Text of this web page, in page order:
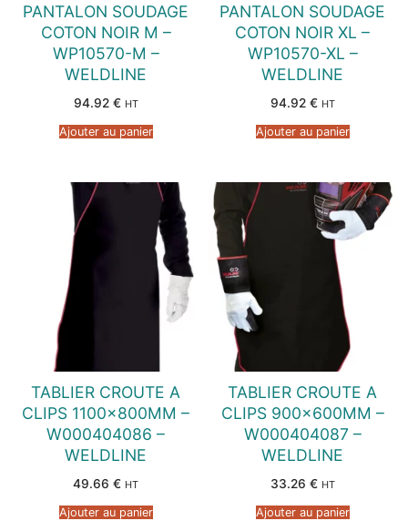
PANTALON SOUDAGE
COTON NOIR M –
WP10570-M –
WELDLINE
94.92 € HT
Ajouter au panier
PANTALON SOUDAGE
COTON NOIR XL –
WP10570-XL –
WELDLINE
94.92 € HT
Ajouter au panier
TABLIER CROUTE A
CLIPS 1100x800MM –
W000404086 –
WELDLINE
49.66 € HT
Ajouter au panier
TABLIER CROUTE A
CLIPS 900x600MM –
W000404087 –
WELDLINE
33.26 € HT
Ajouter au panier